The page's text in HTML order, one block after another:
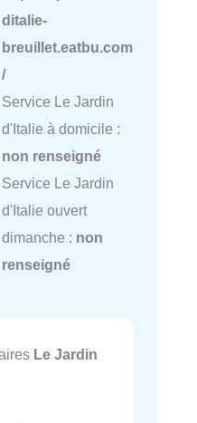
ditalie-
breuillet.eatbu.com
/
Service Le Jardin
d'Italie à domicile :
non renseigné
Service Le Jardin
d'Italie ouvert
dimanche : non
renseigné
Le Jardin